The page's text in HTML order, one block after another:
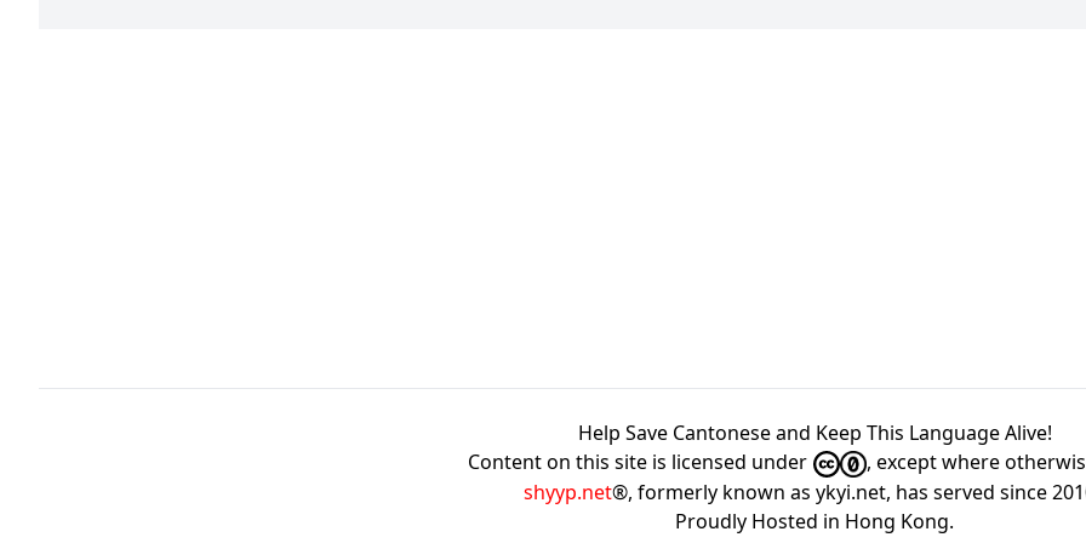
Help Save Cantonese and Keep This Language Alive!
Content on this site is licensed under
, except where
shyyp.net®, formerly known as ykyi.net, has served since
Proudly Hosted in Hong Kong.